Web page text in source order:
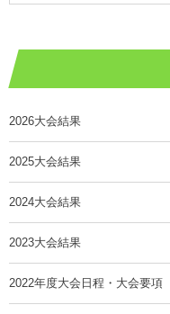
2026大会結果
2025大会結果
2024大会結果
2023大会結果
2022年度大会日程・大会要項